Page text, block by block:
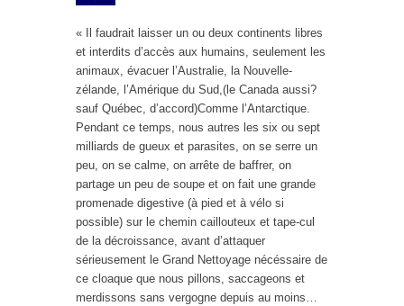
« Il faudrait laisser un ou deux continents libres
et interdits d’accès aux humains, seulement les
animaux, évacuer l’Australie, la Nouvelle-
zélande, l’Amérique du Sud,(le Canada aussi?
sauf Québec, d’accord)Comme l’Antarctique.
Pendant ce temps, nous autres les six ou sept
milliards de gueux et parasites, on se serre un
peu, on se calme, on arrête de baffrer, on
partage un peu de soupe et on fait une grande
promenade digestive (à pied et à vélo si
possible) sur le chemin caillouteux et tape-cul
de la décroissance, avant d’attaquer
sérieusement le Grand Nettoyage nécéssaire de
ce cloaque que nous pillons, saccageons et
merdissons sans vergogne depuis au moins…